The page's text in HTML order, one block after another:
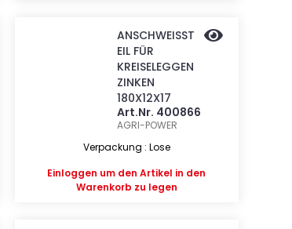
ANSCHWEISST
EIL FÜR
KREISELEGGEN
ZINKEN
180X12X17
Art.Nr. 400866
AGRI-POWER
Verpackung : Lose
Einloggen um den Artikel in den
Warenkorb zu legen